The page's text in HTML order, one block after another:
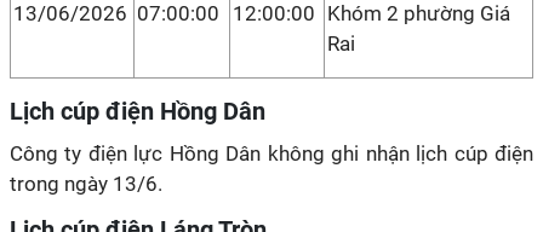
13/06/2026 07:00:00 12:00:00 Khóm 2 phường Giá
Rai
Lịch cúp điện Hồng Dân
Công ty điện lực Hồng Dân không ghi nhận lịch cúp điện
trong ngày 13/6.